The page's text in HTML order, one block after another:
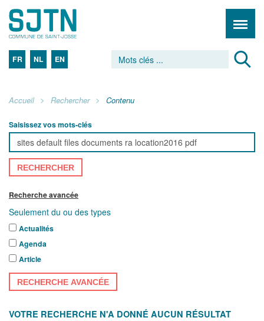
FR NL EN
Accueil Rechercher Contenu
Saisissez vos mots-clés
RECHERCHER
Recherche avancée
Seulement du ou des types
Actualités
Agenda
Article
RECHERCHE AVANCÉE
VOTRE RECHERCHE N'A DONNÉ AUCUN RÉSULTAT